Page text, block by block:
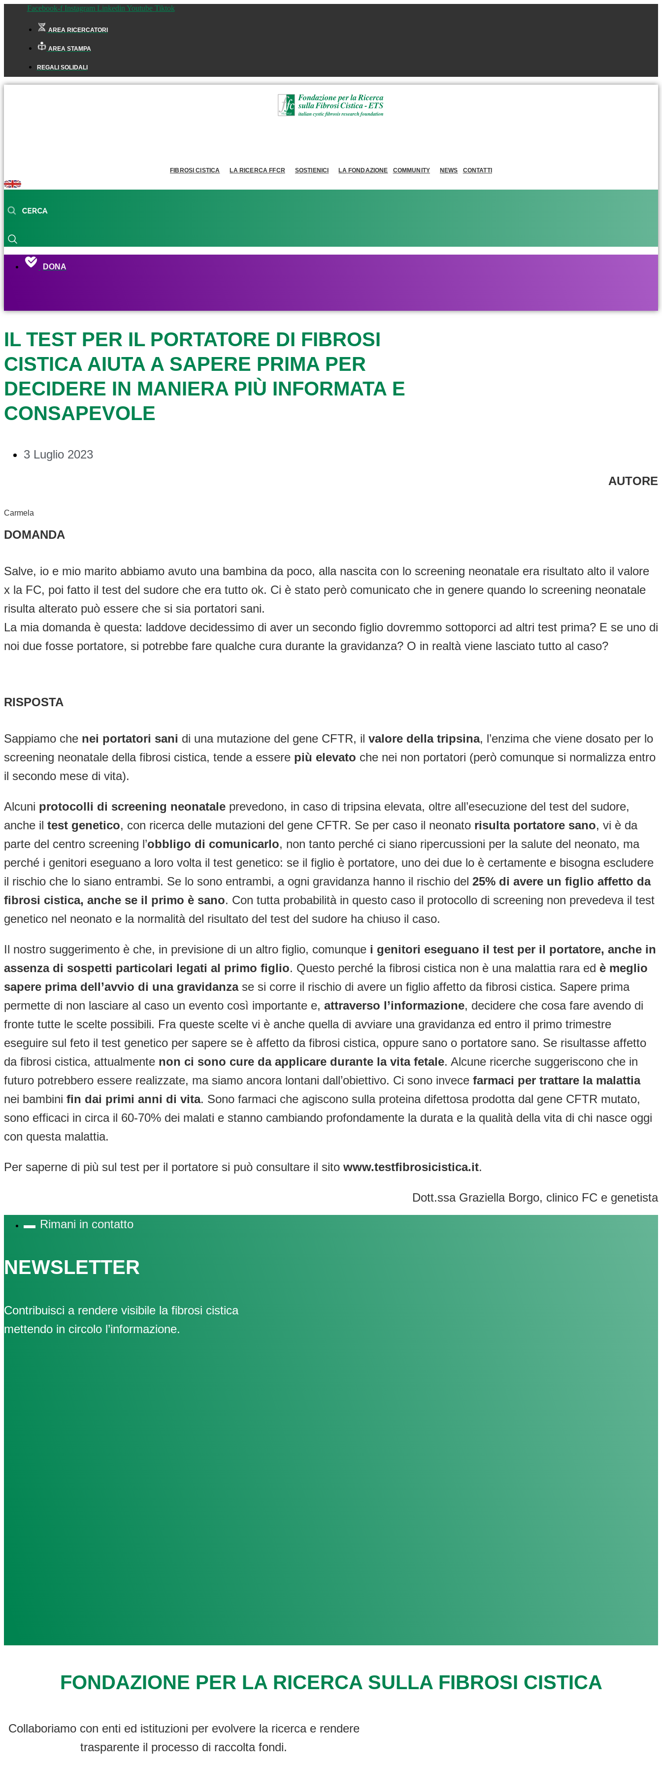
Facebook-f Instagram Linkedin Youtube Tiktok
AREA RICERCATORI
AREA STAMPA
REGALI SOLIDALI
FIBROSI CISTICA LA RICERCA FFCR SOSTIENICI LA FONDAZIONE COMMUNITY NEWS CONTATTI
DONA
IL TEST PER IL PORTATORE DI FIBROSI
CISTICA AIUTA A SAPERE PRIMA PER
DECIDERE IN MANIERA PIÙ INFORMATA E
CONSAPEVOLE
3 Luglio 2023
AUTORE
Carmela
DOMANDA
Salve, io e mio marito abbiamo avuto una bambina da poco, alla nascita con lo screening neonatale era risultato alto il valore
x la FC, poi fatto il test del sudore che era tutto ok. Ci è stato però comunicato che in genere quando lo screening neonatale
risulta alterato può essere che si sia portatori sani.
La mia domanda è questa: laddove decidessimo di aver un secondo figlio dovremmo sottoporci ad altri test prima? E se uno di
noi due fosse portatore, si potrebbe fare qualche cura durante la gravidanza? O in realtà viene lasciato tutto al caso?
RISPOSTA
Sappiamo che nei portatori sani di una mutazione del gene CFTR, il valore della tripsina, l’enzima che viene dosato per lo
screening neonatale della fibrosi cistica, tende a essere più elevato che nei non portatori (però comunque si normalizza entro
il secondo mese di vita).
Alcuni protocolli di screening neonatale prevedono, in caso di tripsina elevata, oltre all’esecuzione del test del sudore,
anche il test genetico, con ricerca delle mutazioni del gene CFTR. Se per caso il neonato risulta portatore sano, vi è da
parte del centro screening l’obbligo di comunicarlo, non tanto perché ci siano ripercussioni per la salute del neonato, ma
perché i genitori eseguano a loro volta il test genetico: se il figlio è portatore, uno dei due lo è certamente e bisogna escludere
il rischio che lo siano entrambi. Se lo sono entrambi, a ogni gravidanza hanno il rischio del 25% di avere un figlio affetto da
fibrosi cistica, anche se il primo è sano. Con tutta probabilità in questo caso il protocollo di screening non prevedeva il test
genetico nel neonato e la normalità del risultato del test del sudore ha chiuso il caso.
Il nostro suggerimento è che, in previsione di un altro figlio, comunque i genitori eseguano il test per il portatore, anche in
assenza di sospetti particolari legati al primo figlio. Questo perché la fibrosi cistica non è una malattia rara ed è meglio
sapere prima dell’avvio di una gravidanzase si corre il rischio di avere un figlio affetto da fibrosi cistica. Sapere prima
permette di non lasciare al caso un evento così importante e, attraverso l’informazione, decidere che cosa fare avendo di
fronte tutte le scelte possibili. Fra queste scelte vi è anche quella di avviare una gravidanza ed entro il primo trimestre
eseguire sul feto il test genetico per sapere se è affetto da fibrosi cistica, oppure sano o portatore sano. Se risultasse affetto
da fibrosi cistica, attualmente non ci sono cure da applicare durante la vita fetale. Alcune ricerche suggeriscono che in
futuro potrebbero essere realizzate, ma siamo ancora lontani dall’obiettivo. Ci sono invece farmaci per trattare la malattia
nei bambini fin dai primi anni di vita. Sono farmaci che agiscono sulla proteina difettosa prodotta dal gene CFTR mutato,
sono efficaci in circa il 60-70% dei malati e stanno cambiando profondamente la durata e la qualità della vita di chi nasce oggi
con questa malattia.
Per saperne di più sul test per il portatore si può consultare il sito www.testfibrosicistica.it.
Dott.ssa Graziella Borgo, clinico FC e genetista
Rimani in contatto
NEWSLETTER
Contribuisci a rendere visibile la fibrosi cistica
mettendo in circolo l’informazione.
FONDAZIONE PER LA RICERCA SULLA FIBROSI CISTICA
Collaboriamo con enti ed istituzioni per evolvere la ricerca e rendere
trasparente il processo di raccolta fondi.